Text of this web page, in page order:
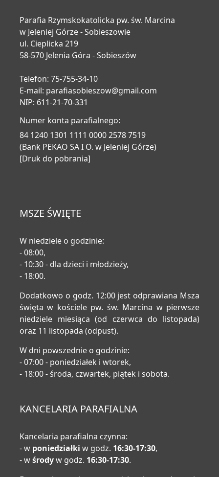
Parafia Rzymskokatolicka pw. św. Marcina
w Jeleniej Górze - Sobieszowie
ul. Cieplicka 219
58-570 Jelenia Góra - Sobieszów
Telefon: 75-755-34-10
E-mail: parafiasobieszow@gmail.com
NIP: 611-21-70-331
Numer konta parafialnego:
84 1240 1301 1111 0000 2578 7519
(Bank PEKAO SA I O. w Jeleniej Górze)
[Druk do pobrania]
MSZE ŚWIĘTE
W niedziele o godzinie:
- 08:00,
- 10:30 - dla dzieci i młodzieży,
- 18:00.
Dodatkowo o godz. 12:00 jest odprawiana Msza
święta w kościele pw. św. Marcina w pierwsze
niedziele miesiąca (od czerwca do listopada)
oraz 11 listopada (odpust).
W dni powszednie o godzinie:
- 07:00 - poniedziałek i wtorek,
- 18:00 - środa, czwartek, piątek i sobota.
KANCELARIA PARAFIALNA
Kancelaria parafialna czynna:
- w poniedziałki w godz. 16:30-17:30,
- wśrodyw godz. 16:30-17:30.